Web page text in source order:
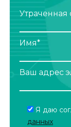
Утраченная
Имя*
Ваш адрес
Я даю
данных